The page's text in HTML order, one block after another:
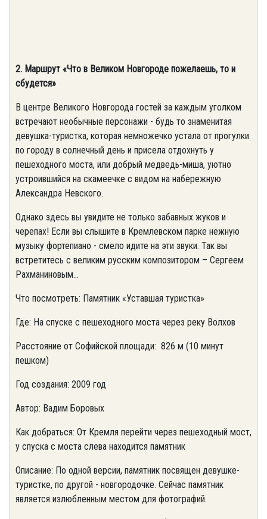
2. Маршрут «Что в Великом Новгороде пожелаешь, то и
сбудется»
В центре Великого Новгорода гостей за каждым уголком
встречают необычные персонажи - будь то знаменитая
девушка-туристка, которая немножечко устала от прогулки
по городу в солнечный день и присела отдохнуть у
пешеходного моста, или добрый медведь-миша, уютно
устроившийся на скамеечке с видом на набережную
Александра Невского.
Однако здесь вы увидите не только забавных жуков и
черепах! Если вы слышите в Кремлевском парке нежную
музыку фортепиано - смело идите на эти звуки. Так вы
встретитесь с великим русским композитором – Сергеем
Рахманиновым...
Что посмотреть: Памятник «Уставшая туристка»
Где: На спуске с пешеходного моста через реку Волхов
Расстояние от Софийской площади: 826 м (10 минут
пешком)
Год создания: 2009 год
Автор: Вадим Боровых
Как добраться: От Кремля перейти через пешеходный мост,
у спуска с моста слева находится памятник
Описание: По одной версии, памятник посвящен девушке-
туристке, по другой - новгородочке. Сейчас памятник
является излюбленным местом для фотографий.